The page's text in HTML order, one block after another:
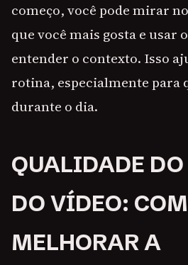
começo, você pode mirar
que você mais gosta e usar
entender o contexto. Isso
rotina, especialmente para
durante o dia.
QUALIDADE
DO VÍDEO:
MELHORAR A